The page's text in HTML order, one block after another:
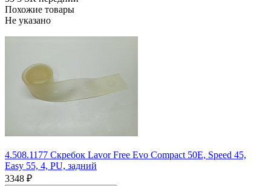
Похожие товары
Не указано
4.508.1177 Скребок Lavor Free Evo Compact 50E, Speed 45,
Easy 55, 4, PU, задний
3348 ₽